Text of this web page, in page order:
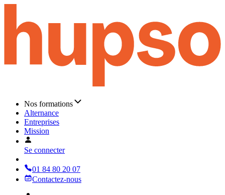
Nos formations
Alternance
Entreprises
Mission
Se connecter
01 84 80 20 07
Contactez-nous